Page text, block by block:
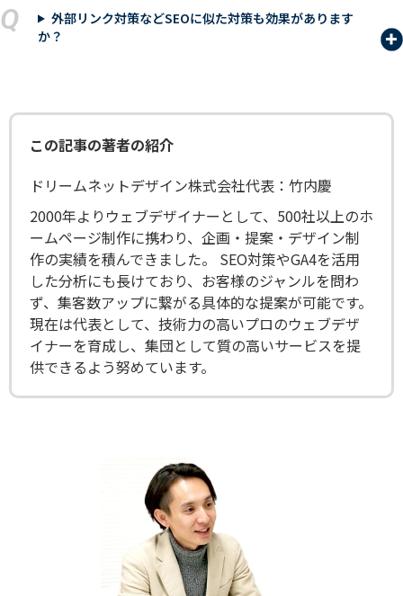
Q
外部リンク対策などSEOに似た対策も効果があります
か？
この記事の著者の紹介
ドリームネットデザイン株式会社代表：竹内慶
2000年よりウェブデザイナーとして、500社以上のホ
ームページ制作に携わり、企画・提案・デザイン制
作の実績を積んできました。 SEO対策やGA4を活用
した分析にも長けており、お客様のジャンルを問わ
ず、集客数アップに繋がる具体的な提案が可能です。
現在は代表として、技術力の高いプロのウェブデザ
イナーを育成し、集団として質の高いサービスを提
供できるよう努めています。